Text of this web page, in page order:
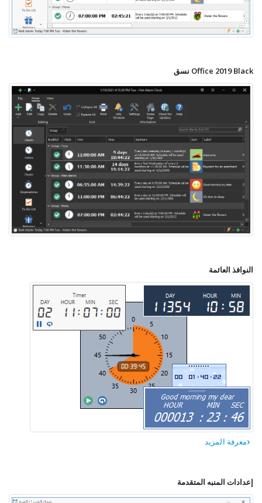
نسق Office 2019 Black
النوافذ العائمة
معرفة المزيد
إعدادات المنبه المتقدمة